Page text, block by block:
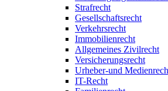
Strafrecht
Gesellschaftsrecht
Verkehrsrecht
Immobilienrecht
Allgemeines Zivilrecht
Versicherungsrecht
Urheber-und
IT-Recht